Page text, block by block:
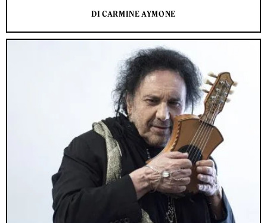
DI CARMINE AYMONE